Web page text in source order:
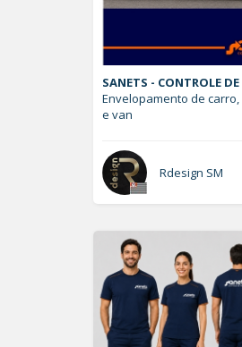
SANETS - CONTROLE DE
Envelopamento de
e van
Rdesign SM